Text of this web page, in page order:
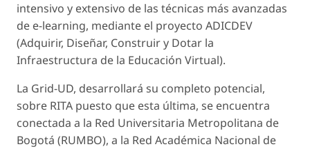
intensivo y extensivo de las técnicas más avanzadas
de e-learning, mediante el proyecto ADICDEV
(Adquirir, Diseñar, Construir y Dotar la
Infraestructura de la Educación Virtual).
La Grid-UD, desarrollará su completo potencial,
sobre RITA puesto que esta última, se encuentra
conectada a la Red Universitaria Metropolitana de
Bogotá (RUMBO), a la Red Académica Nacional de